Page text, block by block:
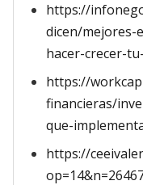
https://
dicen/mejores-
hacer-crecer-
https://
financieras/
que-
https://